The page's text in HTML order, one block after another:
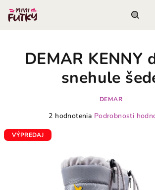
obsah
DEMAR KENNY
snehule
DEMAR
Priemerné
produktu
hviezdičiek.
2 hodnotenia Podrobnosti
VÝPREDAJ